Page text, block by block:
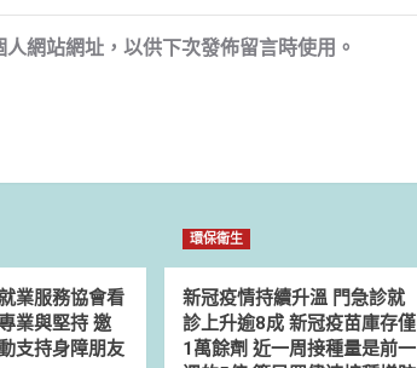
網站網址，以供下次發佈留言時使用。
業服務協會看
業與堅持 邀
支持身障朋友
環保衛生
新冠疫情持續升溫 門急診就
診上升逾8成 新冠疫苗庫存僅
1萬餘劑 近一周接種量是前一